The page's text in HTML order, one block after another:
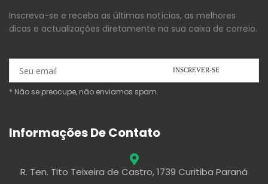
Inscreva-se e receba as últimas notícias, as melhores
dicas e actualizações diretamente na sua caixa de correio.
* Não se preocupe, não enviamos spam.
Informações De Contato
R. Ten. Tito Teixeira de Castro, 1739 Curitiba Paraná